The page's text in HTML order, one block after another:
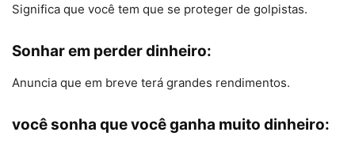
Significa que você tem que se proteger de golpistas.
Sonhar em perder dinheiro:
Anuncia que em breve terá grandes rendimentos.
você sonha que você ganha muito dinheiro: